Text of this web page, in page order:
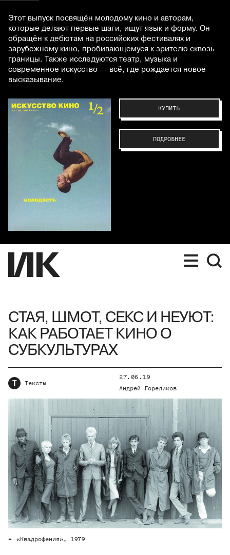
Этот выпуск посвящён молодому кино и авторам,
которые делают первые шаги, ищут язык и форму. Он
обращён к дебютам на российских фестивалях и
зарубежному кино, пробивающемуся к зрителю сквозь
границы. Также исследуются театр, музыка и
современное искусство — всё, где рождается новое
высказывание.
КУПИТЬ
ПОДРОБНЕЕ
СТАЯ, ШМОТ, СЕКС И НЕУЮТ:
КАК РАБОТАЕТ КИНО О
СУБКУЛЬТУРАХ
Т Тексты
27.06.19
Андрей Гореликов
«Квадрофения», 1979